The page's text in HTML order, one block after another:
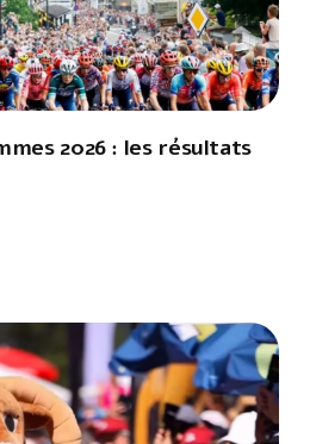
2026 : les résultats